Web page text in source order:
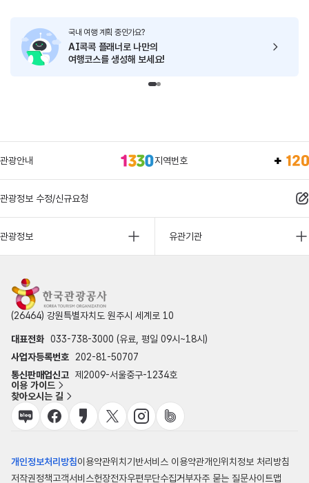
국내 여행 계획 중인가요?
AI콕콕 플래너로 나만의
여행코스를 생성해 보세요!
관광안내 지역번호
관광정보 수정/신규요청
관광정보 유관기관
(26464) 강원특별자치도 원주시 세계로 10
대표전화 033-738-3000 (유료, 평일 09시~18시)
사업자등록번호 202-81-50707
통신판매업신고 제2009-서울중구-1234호
이용 가이드
찾아오시는 길
개인정보처리방침이용약관위치기반서비스 이용약관개인위치정보 처리방침
저작권정책고객서비스헌장전자우편무단수집거부자주 묻는 질문사이트맵